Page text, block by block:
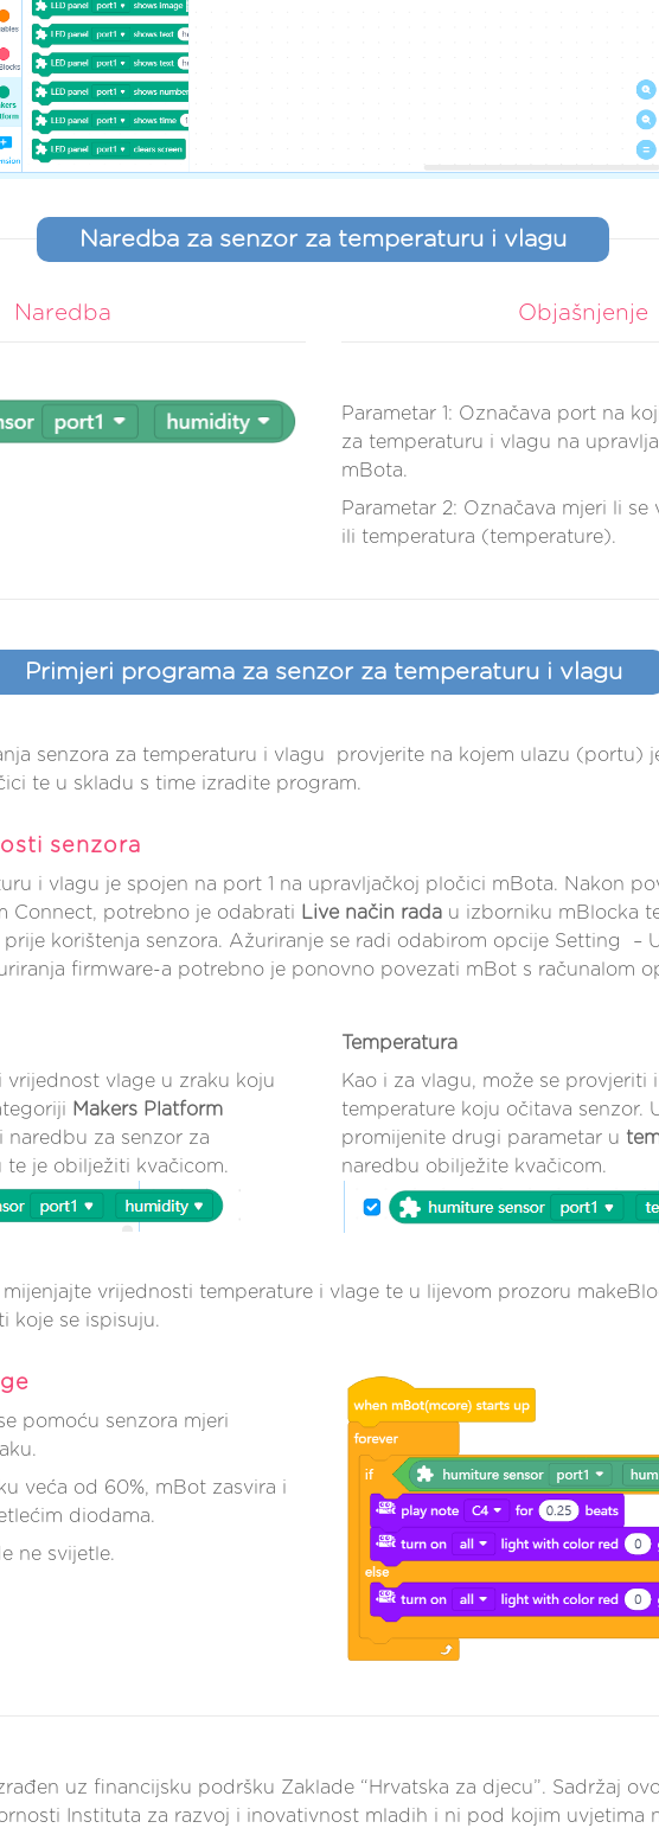
Naredba za senzor za temperaturu i vlagu
Naredba Objašnjenje
Parametar 1: Označava port na
za temperaturu i vlagu na
mBota.
Parametar 2: Označava mjeri li
ili temperatura (temperature).
Primjeri programa za senzor za temperaturu i vlagu
senzora za temperaturu i vlagu provjerite na kojem ulazu (portu)
te u skladu s time izradite program.
senzora
i vlagu je spojen na port 1 na upravljačkoj pločici mBota. Nakon
Connect, potrebno je odabrati Live način rada u izborniku mBlocka
korištenja senzora. Ažuriranje se radi odabirom opcije Setting –
firmware-a potrebno je ponovno povezati mBot s računalom
vrijednost vlage u zraku koju
Makers Platform
za senzor za
te je obilježiti kvačicom.
Temperatura
Kao i za vlagu, može se provjeriti
temperature koju očitava senzor.
promijenite drugi parametar u
naredbu obilježite kvačicom.
mijenjajte vrijednosti temperature i vlage te u lijevom prozoru
koje se ispisuju.
pomoću senzora mjeri
veća od 60%, mBot zasvira i
diodama.
ne svijetle.
uz financijsku podršku Zaklade “Hrvatska za djecu”. Sadržaj
Instituta za razvoj i inovativnost mladih i ni pod kojim uvjetima